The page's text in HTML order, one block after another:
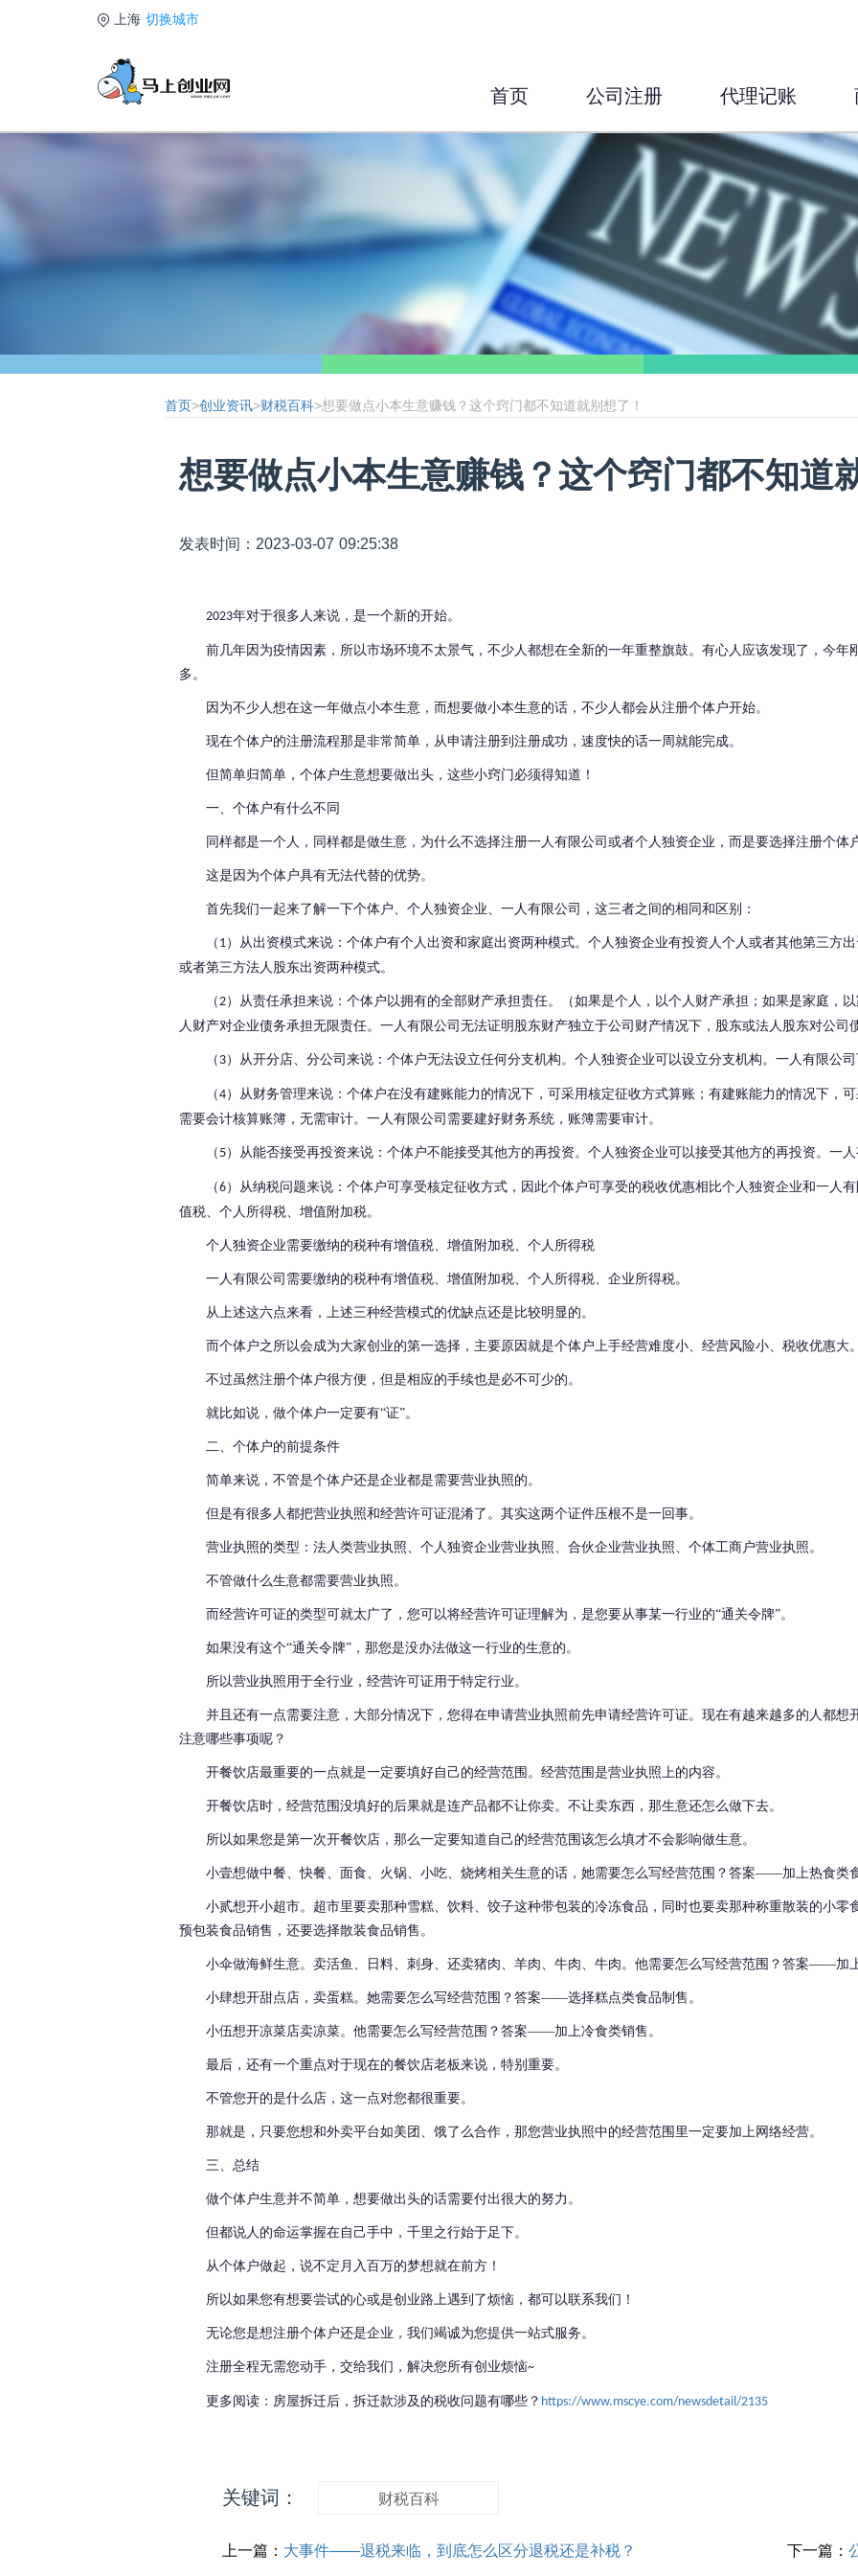
上海 切换城市
首页 公司注册 代理记账
首页>创业资讯>财税百科>想要做点小本生意赚钱？这个窍门都不知道就别想了！
想要做点小本生意赚钱？这个窍门都不知道
发表时间：2023-03-07 09:25:38
2023年对于很多人来说，是一个新的开始。
前几年因为疫情因素，所以市场环境不太景气，不少人都想在全新的一年重整旗鼓。 有心人应该发现了，今年
多。
因为不少人想在这一年做点小本生意，而想要做小本生意的话，不少人都会从注册个体户开始。
现在个体户的注册流程那是非常简单，从申请注册到注册成功，速度快的话一周就能完成。
但简单归简单，个体户生意想要做出头，这些小窍门必须得知道！
一、个体户有什么不同
同样都是一个人，同样都是做生意， 为什么不选择注册一人有限公司或者个人独资企业，而是要选择注册个体
这是因为个体户具有无法代替的优势。
首先我们一起来了解一下个体户、个人独资企业、一人有限公司，这三者之间的相同和区别：
（ 1）从出资模式来说： 个体户有个人出资和家庭出资两种模式。 个人独资企业有投资人个人或者其他第三方出
或者第三方法人股东出资两种模式。
（2）从责任承担来说： 个体户以拥有的全部财产承担责任。（如果是个人，以个人财产承担；如果是家庭，以
人财产对企业债务承担无限责任。 一人有限公司无法证明股东财产独立于公司财产情况下，股东或法人股东对公司
（ 3）从开分店、分公司来说： 个体户无法设立任何分支机构。 个人独资企业可以设立分支机构。 一人有限公司
（4）从财务管理来说： 个体户在没有建账能力的情况下，可采用核定征收方式算账；有建账能力的情况下，可
需要会计核算账簿，无需审计。 一人有限公司需要建好财务系统，账簿需要审计。
（ 5）从能否接受再投资来说： 个体户不能接受其他方的再投资。 个人独资企业可以接受其他方的再投资。 一人
（6）从纳税问题来说： 个体户可享受核定征收方式，因此个体户可享受的税收优惠相比个人独资企业和一人有
值税、个人所得税、增值附加税。
个人独资企业需要缴纳的税种有增值税、增值附加税、个人所得税
一人有限公司需要缴纳的税种有增值税、增值附加税、个人所得税、企业所得税。
从上述这六点来看，上述三种经营模式的优缺点还是比较明显的。
而个体户之所以会成为大家创业的第一选择，主要原因就是个体户上手经营难度小、经营风险小、税收优惠大。
不过虽然注册个体户很方便，但是相应的手续也是必不可少的。
就比如说，做个体户一定要有“证”。
二、个体户的前提条件
简单来说，不管是个体户还是企业都是需要营业执照的。
但是有很多人都把营业执照和经营许可证混淆了。 其实这两个证件压根不是一回事。
营业执照的类型：法人类营业执照、个人独资企业营业执照、合伙企业营业执照、个体工商户营业执照。
不管做什么生意都需要营业执照。
而经营许可证的类型可就太广了，您可以将经营许可证理解为，是您要从事某一行业的“通关令牌”。
如果没有这个“通关令牌”，那您是没办法做这一行业的生意的。
所以营业执照用于全行业，经营许可证用于特定行业。
并且还有一点需要注意，大部分情况下，您得在申请营业执照前先申请经营许可证。 现在有越来越多的人都想
注意哪些事项呢？
开餐饮店最重要的一点就是一定要填好自己的经营范围。 经营范围是营业执照上的内容。
开餐饮店时，经营范围没填好的后果就是连产品都不让你卖。 不让卖东西，那生意还怎么做下去。
所以如果您是第一次开餐饮店，那么一定要知道自己的经营范围该怎么填才不会影响做生意。
小壹想做中餐、快餐、面食、火锅、小吃、烧烤相关生意的话，她需要怎么写经营范围？ 答案——加上热食类食
小贰想开小超市。超市里要卖那种雪糕、饮料、饺子这种带包装的冷冻食品，同时也要卖那种称重散装的小零
预包装食品销售，还要选择散装食品销售。
小伞做海鲜生意。卖活鱼、日料、刺身、还卖猪肉、羊肉、牛肉、牛肉。他需要怎么写经营范围？ 答案——加上
小肆想开甜点店，卖蛋糕。她需要怎么写经营范围？ 答案——选择糕点类食品制售。
小伍想开凉菜店卖凉菜。 他需要怎么写经营范围？答案——加上冷食类销售。
最后，还有一个重点对于现在的餐饮店老板来说，特别重要。
不管您开的是什么店，这一点对您都很重要。
那就是，只要您想和外卖平台如美团、饿了么合作，那您营业执照中的经营范围里一定要加上网络经营。
三、总结
做个体户生意并不简单，想要做出头的话需要付出很大的努力。
但都说人的命运掌握在自己手中，千里之行始于足下。
从个体户做起，说不定月入百万的梦想就在前方！
所以如果您有想要尝试的心或是创业路上遇到了烦恼，都可以联系我们！
无论您是想注册个体户还是企业，我们竭诚为您提供一站式服务。
注册全程无需您动手，交给我们，解决您所有创业烦恼~
更多阅读： 房屋拆迁后，拆迁款涉及的税收问题有哪些？ https://www.mscye.com/newsdetail/2135
关键词： 财税百科
上一篇： 大事件——退税来临，到底怎么区分退税还是补税？ 下一篇：